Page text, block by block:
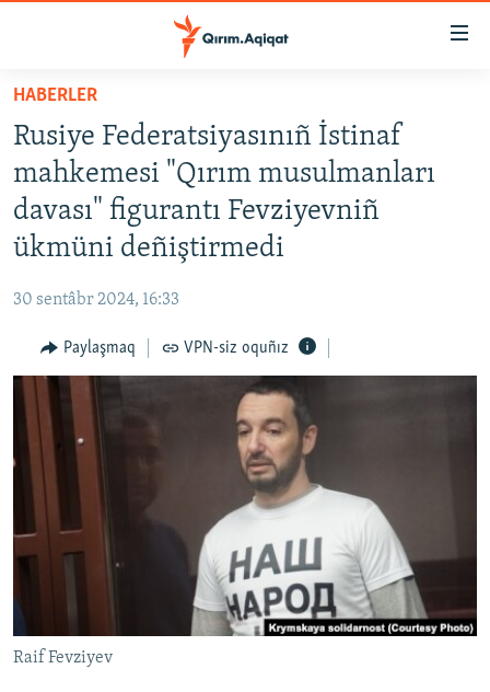
Esas
qaytmaq
Baş
navigatsiyağa
qaytmaq
Qıdıruvğa
SİYASET
İQTİSADİYAT
CEMİYET
İNSAN AQLARI
VİDEO
SÜRET
BLOGLAR
FİKİR
Русский
Українською
HABERLER
Rusiye Federatsiyasınıñ İstinaf
mahkemesi "Qırım musulmanları
davası" figurantı Fevziyevniñ
ükmüni deñiştirmedi
30 sentâbr 2024, 16:33
Paylaşmaq VPN-siz oquñız
Raif Fevziyev